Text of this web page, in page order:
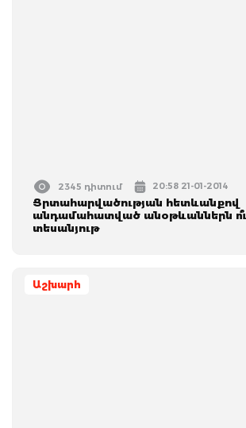
2345 դիտում 20:58 21-01-2014
Ցրտահարվածության հետևանքով
անդամահատված անօթևաններն
տեսանյութ
Աշխարհ